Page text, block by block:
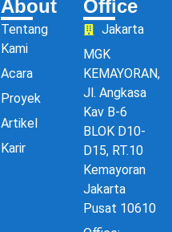
About
Tentang
Kami
Acara
Proyek
Artikel
Karir
Office
Jakarta
MGK
KEMAYORAN,
Jl. Angkasa
Kav B-6
BLOK D10-
D15, RT.10
Kemayoran
Jakarta
Pusat 10610